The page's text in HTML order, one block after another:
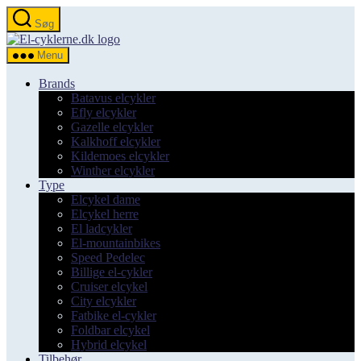
Spring
til
indholdet
Søg
el-
Menu
Brands
Batavus elcykler
Efly elcykler
Gazelle elcykler
Kalkhoff elcykler
Kildemoes elcykler
Winther elcykler
Type
Elcykel dame
Elcykel herre
El ladcykler
El-mountainbikes
Speed Pedelec
Billige el-cykler
Cruiser elcykel
City elcykler
Fatbike el-cykler
Foldbar elcykel
Hybrid elcykel